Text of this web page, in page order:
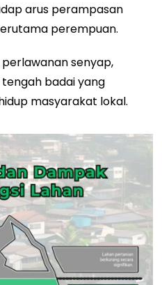
arus perampasan
perempuan.
senyap,
badai yang
masyarakat lokal.